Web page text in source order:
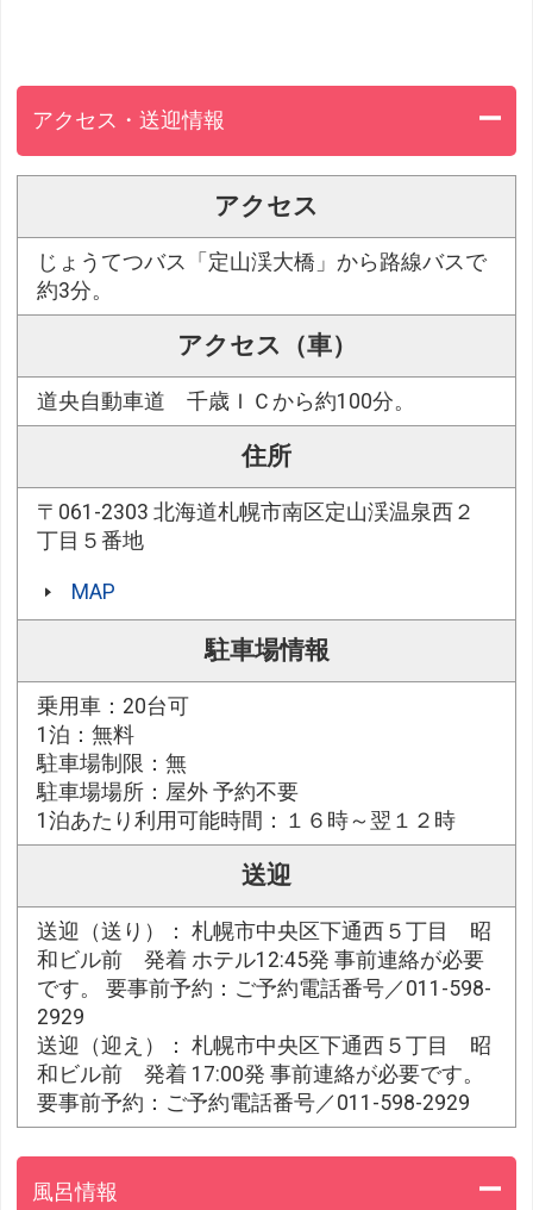
アクセス・送迎情報
アクセス
じょうてつバス「定山渓大橋」から路線バスで
約3分。
アクセス（車）
道央自動車道 千歳ＩＣから約100分。
住所
〒061-2303 北海道札幌市南区定山渓温泉西２
丁目５番地
MAP
駐車場情報
乗用車：20台可
1泊：無料
駐車場制限：無
駐車場場所：屋外 予約不要
1泊あたり利用可能時間：１６時～翌１２時
送迎
送迎（送り）： 札幌市中央区下通西５丁目 昭
和ビル前 発着 ホテル12:45発 事前連絡が必要
です。 要事前予約：ご予約電話番号／011-598-
2929
送迎（迎え）： 札幌市中央区下通西５丁目 昭
和ビル前 発着 17:00発 事前連絡が必要です。
要事前予約：ご予約電話番号／011-598-2929
風呂情報